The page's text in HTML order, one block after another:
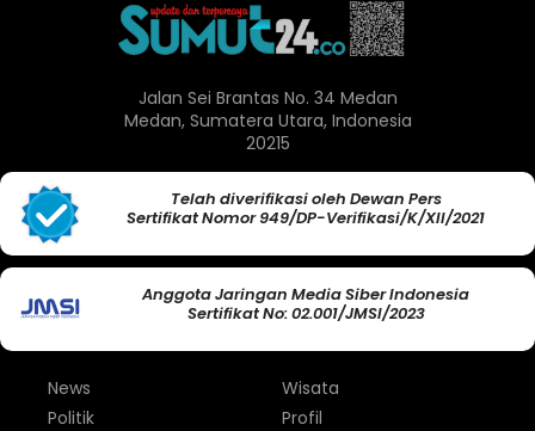
Jalan Sei Brantas No. 34 Medan
Medan, Sumatera Utara, Indonesia
20215
Telah diverifikasi oleh Dewan Pers
Sertifikat Nomor 949/DP-Verifikasi/K/XII/2021
Anggota Jaringan Media Siber Indonesia
Sertifikat No: 02.001/JMSI/2023
News
Politik
Wisata
Profil